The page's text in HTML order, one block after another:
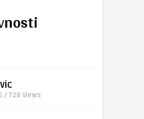
/ 728 Views